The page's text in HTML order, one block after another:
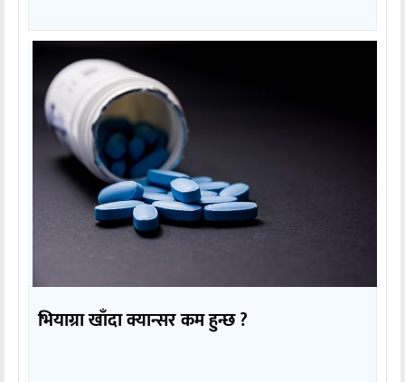
भियाग्रा खाँदा क्यान्सर कम हुन्छ ?